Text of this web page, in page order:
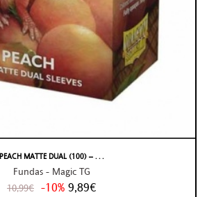
PEACH MATTE DUAL (100) – . . .
Fundas - Magic TG
10,99€ -10% 9,89€